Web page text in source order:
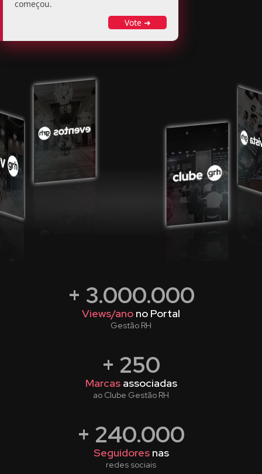
começou.
Vote ➜
+ 3.000.000
Views/ano no Portal
Gestão RH
+ 250
Marcasassociadas
ao Clube Gestão RH
+ 240.000
Seguidores nas
redes sociais